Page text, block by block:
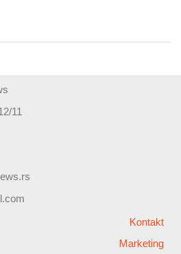
11
Kontakt
Marketing